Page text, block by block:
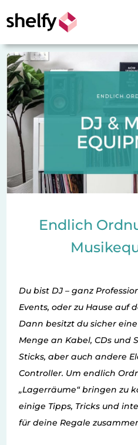
Endlich
Du bist DJ – ganz
Events, oder zu Hause auf
Dann besitzt du sicher
Menge an Kabel, CDs und
Sticks, aber auch andere
Controller. Um endlich
„Lagerräume“ bringen zu
einige Tipps, Tricks und
für deine Regale